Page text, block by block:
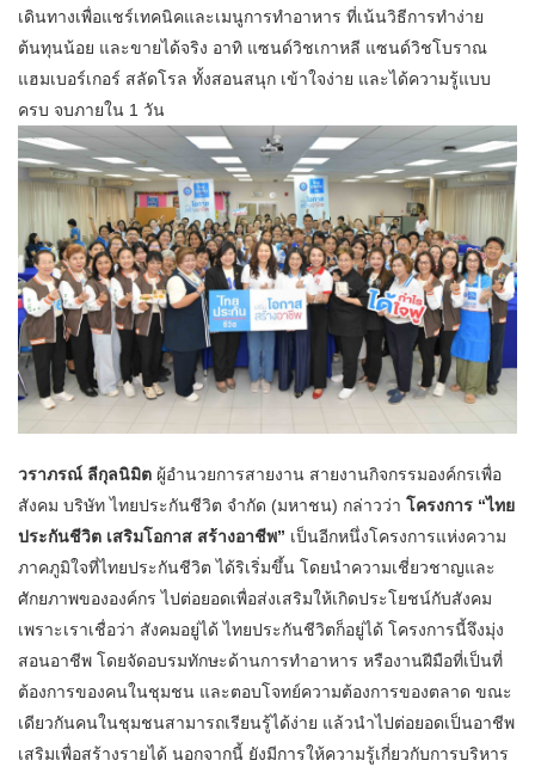
เดินทางเพื่อแชร์เทคนิคและเมนูการทำอาหาร ที่เน้นวิธีการทำง่าย
ต้นทุนน้อย และขายได้จริง อาทิ แซนด์วิชเกาหลี แซนด์วิชโบราณ
แฮมเบอร์เกอร์ สลัดโรล ทั้งสอนสนุก เข้าใจง่าย และได้ความรู้แบบ
ครบ จบภายใน 1 วัน
วราภรณ์ ลีกุลนิมิต ผู้อำนวยการสายงาน สายงานกิจกรรมองค์กรเพื่อ
สังคม บริษัท ไทยประกันชีวิต จำกัด (มหาชน) กล่าวว่า โครงการ “ไทย
ประกันชีวิต เสริมโอกาส สร้างอาชีพ” เป็นอีกหนึ่งโครงการแห่งความ
ภาคภูมิใจที่ไทยประกันชีวิต ได้ริเริ่มขึ้น โดยนำความเชี่ยวชาญและ
ศักยภาพขององค์กร ไปต่อยอดเพื่อส่งเสริมให้เกิดประโยชน์กับสังคม
เพราะเราเชื่อว่า สังคมอยู่ได้ ไทยประกันชีวิตก็อยู่ได้ โครงการนี้จึงมุ่ง
สอนอาชีพ โดยจัดอบรมทักษะด้านการทำอาหาร หรืองานฝีมือที่เป็นที่
ต้องการของคนในชุมชน และตอบโจทย์ความต้องการของตลาด ขณะ
เดียวกันคนในชุมชนสามารถเรียนรู้ได้ง่าย แล้วนำไปต่อยอดเป็นอาชีพ
เสริมเพื่อสร้างรายได้ นอกจากนี้ ยังมีการให้ความรู้เกี่ยวกับการบริหาร